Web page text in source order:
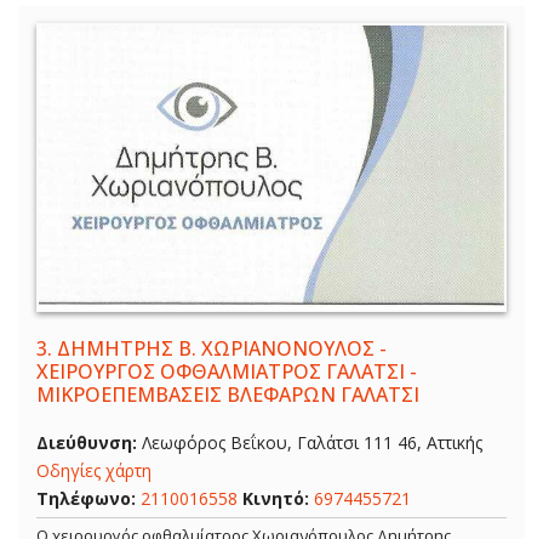
3. ΔΗΜΗΤΡΗΣ Β. ΧΩΡΙΑΝΟΝΟΥΛΟΣ -
ΧΕΙΡΟΥΡΓΟΣ ΟΦΘΑΛΜΙΑΤΡΟΣ ΓΑΛΑΤΣΙ -
ΜΙΚΡΟΕΠΕΜΒΑΣΕΙΣ ΒΛΕΦΑΡΩΝ ΓΑΛΑΤΣΙ
Διεύθυνση: Λεωφόρος Βεΐκου, Γαλάτσι 111 46, Αττικής
Οδηγίες χάρτη
Τηλέφωνο: 2110016558 Κινητό: 6974455721